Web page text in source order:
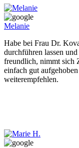
Melanie
Habe bei Frau Dr.
durchführen lassen
freundlich, nimmt sich
einfach gut
weiterempfehlen.